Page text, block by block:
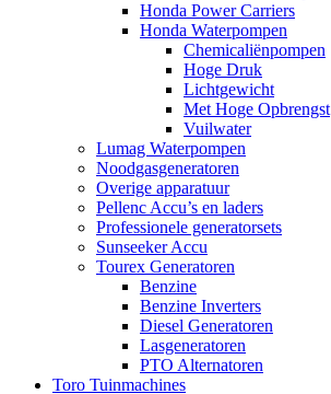
Honda Power Carriers
Honda Waterpompen
Chemicaliënpompen
Hoge Druk
Lichtgewicht
Met Hoge Opbrengst
Vuilwater
Lumag Waterpompen
Noodgasgeneratoren
Overige apparatuur
Pellenc Accu’s en laders
Professionele generatorsets
Sunseeker Accu
Tourex Generatoren
Benzine
Benzine Inverters
Diesel Generatoren
Lasgeneratoren
PTO Alternatoren
Toro Tuinmachines